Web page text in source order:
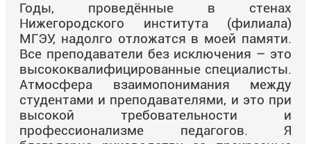
Годы, проведённые в стенах
Нижегородского института (филиала)
МГЭУ, надолго отложатся в моей памяти.
Все преподаватели без исключения – это
высококвалифицированные специалисты.
Атмосфера взаимопонимания между
студентами и преподавателями, и это при
высокой требовательности и
профессионализме педагогов. Я